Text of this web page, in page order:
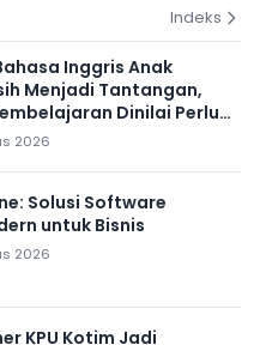
Indeks
Inggris Anak
Menjadi Tantangan,
Dinilai Perlu
2026
Solusi Software
untuk Bisnis
2026
KPU Kotim Jadi